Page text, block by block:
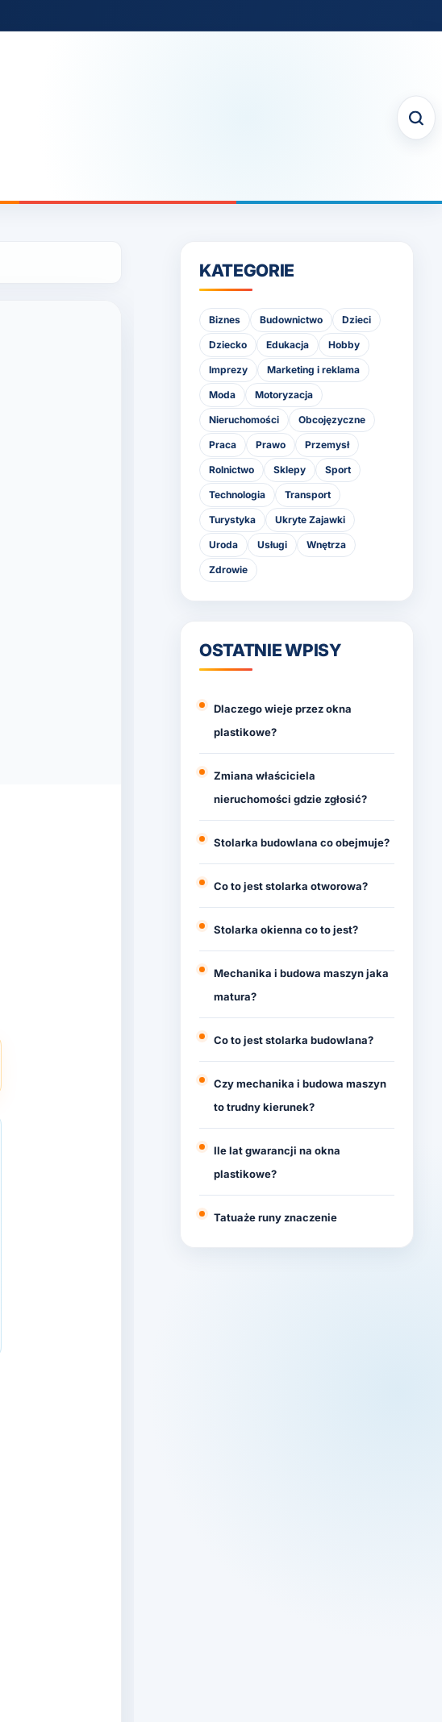
KATEGORIE
Biznes Budownictwo Dzieci
Dziecko Edukacja Hobby
Imprezy Marketing i reklama
Moda Motoryzacja
Nieruchomości Obcojęzyczne
Praca Prawo Przemysł
Rolnictwo Sklepy Sport
Technologia Transport
Turystyka Ukryte Zajawki
Uroda Usługi Wnętrza
Zdrowie
OSTATNIE WPISY
Dlaczego wieje przez okna
plastikowe?
Zmiana właściciela
nieruchomości gdzie zgłosić?
Stolarka budowlana co obejmuje?
Co to jest stolarka otworowa?
Stolarka okienna co to jest?
Mechanika i budowa maszyn jaka
matura?
Co to jest stolarka budowlana?
Czy mechanika i budowa maszyn
to trudny kierunek?
Ile lat gwarancji na okna
plastikowe?
Tatuaże runy znaczenie